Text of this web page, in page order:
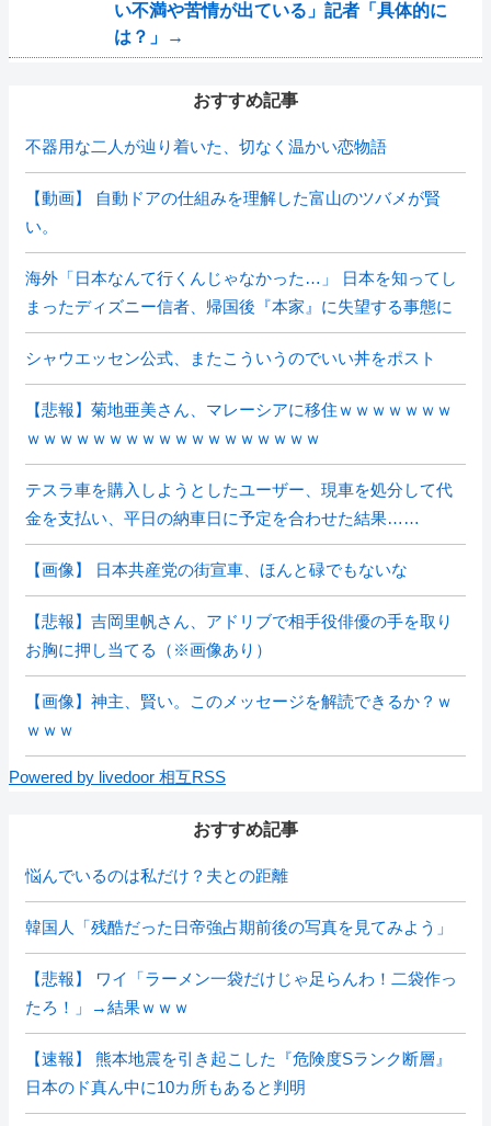
い不満や苦情が出ている」記者「具体的に
は？」→
おすすめ記事
不器用な二人が辿り着いた、切なく温かい恋物語
【動画】 自動ドアの仕組みを理解した富山のツバメが賢
い。
海外「日本なんて行くんじゃなかった…」 日本を知ってし
まったディズニー信者、帰国後『本家』に失望する事態に
シャウエッセン公式、またこういうのでいい丼をポスト
【悲報】菊地亜美さん、マレーシアに移住ｗｗｗｗｗｗｗ
ｗｗｗｗｗｗｗｗｗｗｗｗｗｗｗｗｗｗ
テスラ車を購入しようとしたユーザー、現車を処分して代
金を支払い、平日の納車日に予定を合わせた結果……
【画像】 日本共産党の街宣車、ほんと碌でもないな
【悲報】吉岡里帆さん、アドリブで相手役俳優の手を取り
お胸に押し当てる（※画像あり）
【画像】神主、賢い。このメッセージを解読できるか？ｗ
ｗｗｗ
Powered by livedoor 相互RSS
おすすめ記事
悩んでいるのは私だけ？夫との距離
韓国人「残酷だった日帝強占期前後の写真を見てみよう」
【悲報】 ワイ「ラーメン一袋だけじゃ足らんわ！二袋作っ
たろ！」→結果ｗｗｗ
【速報】 熊本地震を引き起こした『危険度Sランク断層』
日本のド真ん中に10カ所もあると判明